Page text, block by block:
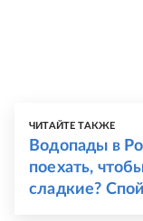
ЧИТАЙТЕ ТАКЖЕ
Водопады в
поехать,
сладкие?